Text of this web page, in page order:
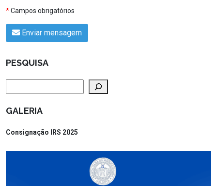
*Campos obrigatórios
Enviar mensagem
PESQUISA
GALERIA
Consignação IRS 2025